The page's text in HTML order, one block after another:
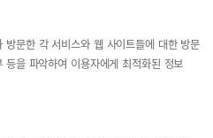
문한 각 서비스와 웹 사이트들에 대한 방문
을 파악하여 이용자에게 최적화된 정보